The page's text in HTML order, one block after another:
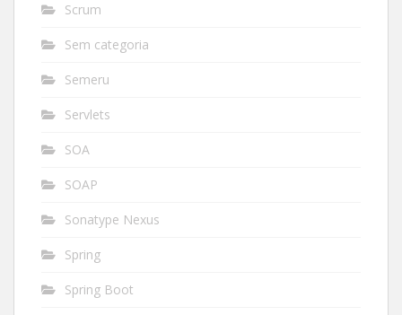
Scrum
Sem categoria
Semeru
Servlets
SOA
SOAP
Sonatype Nexus
Spring
Spring Boot